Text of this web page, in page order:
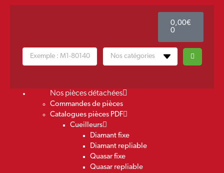
0,00€
0
Nos pièces détachées
Commandes de pièces
Catalogues pièces PDF
Cueilleurs
Diamant fixe
Diamant repliable
Quasar fixe
Quasar repliable